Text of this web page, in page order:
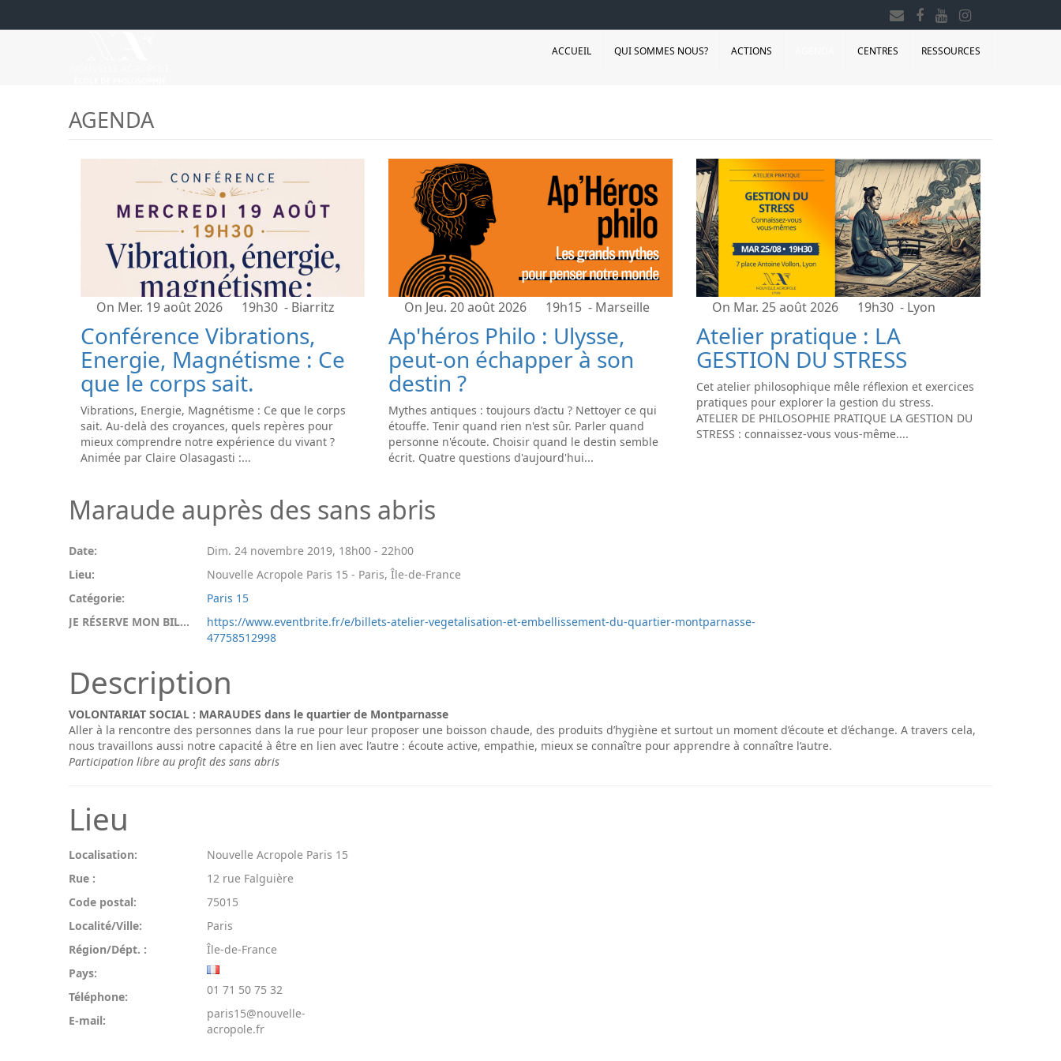
ACCUEIL QUI SOMMES NOUS? ACTIONS CENTRES RESSOURCES
AGENDA
On Mer. 19 août 2026 19h30 - Biarritz
Conférence Vibrations,
Energie, Magnétisme : Ce
que le corps sait.
Vibrations, Energie, Magnétisme : Ce que le corps
sait. Au-delà des croyances, quels repères pour
mieux comprendre notre expérience du vivant ?
Animée par Claire Olasagasti :...
On Jeu. 20 août 2026 19h15 - Marseille
Ap'héros Philo : Ulysse,
peut-on échapper à son
destin ?
Mythes antiques : toujours d’actu ? Nettoyer ce qui
étouffe. Tenir quand rien n'est sûr. Parler quand
personne n'écoute. Choisir quand le destin semble
écrit. Quatre questions d'aujourd'hui...
On Mar. 25 août 2026 19h30 - Lyon
Atelier pratique : LA
GESTION DU STRESS
Cet atelier philosophique mêle réflexion et exercices
pratiques pour explorer la gestion du stress.
ATELIER DE PHILOSOPHIE PRATIQUE LA GESTION DU
STRESS : connaissez-vous vous-même....
Maraude auprès des sans abris
Date: Dim. 24 novembre 2019, 18h00 - 22h00
Lieu:
Nouvelle Acropole Paris 15 - Paris, Île-de-France
Catégorie:
Paris 15
JE RÉSERVE MON BILLET:
https://www.eventbrite.fr/e/billets-atelier-vegetalisation-et-embellissement-du-quartier-montparnasse-
47758512998
Description
VOLONTARIAT SOCIAL : MARAUDES dans le quartier de Montparnasse
Aller à la rencontre des personnes dans la rue pour leur proposer une boisson chaude, des produits d’hygiène et surtout un moment d’écoute et d’échange. A travers cela,
nous travaillons aussi notre capacité à être en lien avec l’autre : écoute active, empathie, mieux se connaître pour apprendre à connaître l’autre.
Participation libre au profit des sans abris
Lieu
Localisation:
Nouvelle Acropole Paris 15
Rue :
12 rue Falguière
Code postal:
75015
Localité/Ville:
Paris
Région/Dépt. :
Île-de-France
Pays:
Téléphone:
01 71 50 75 32
E-mail:
paris15@nouvelle-
acropole.fr